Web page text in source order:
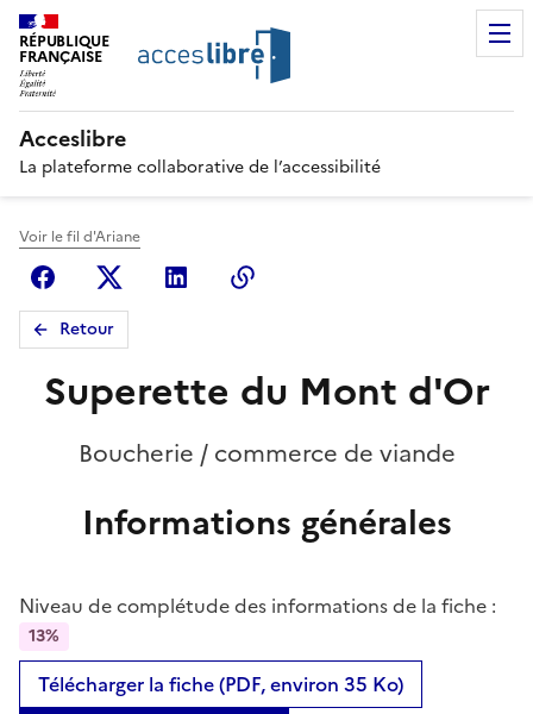
RÉPUBLIQUE
FRANÇAISE
Acceslibre
La plateforme collaborative de l’accessibilité
Voir le fil d'Ariane
FacebookX (anciennement Twitter)
Linkedin
Retour
Superette du Mont d'Or
Boucherie / commerce de viande
Informations générales
Niveau de complétude des informations de la fiche :
13%
Télécharger la fiche (PDF, environ 35 Ko)